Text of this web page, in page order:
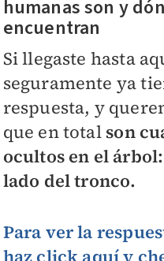
humanas son y
encuentran
Si llegaste hasta
seguramente ya
respuesta, y
que en total son
ocultos en el
lado del tronco.
Para ver la